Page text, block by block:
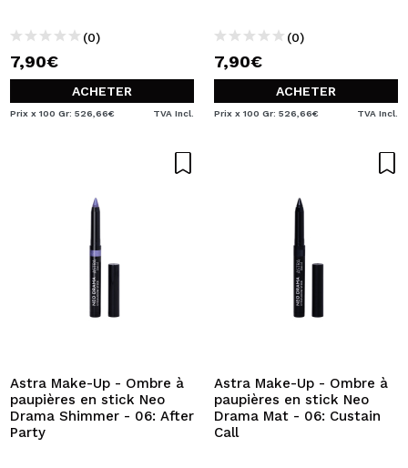
(0)
7,90€
ACHETER
Prix x 100 Gr: 526,66€ TVA Incl.
(0)
7,90€
ACHETER
Prix x 100 Gr: 526,66€ TVA Incl.
Astra Make-Up - Ombre à
paupières en stick Neo
Drama Shimmer - 06: After
Party
Astra Make-Up - Ombre à
paupières en stick Neo
Drama Mat - 06: Custain
Call